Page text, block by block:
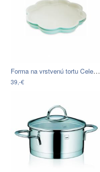
Forma na vrstvenú tortu Celebration, 2…
39,-€